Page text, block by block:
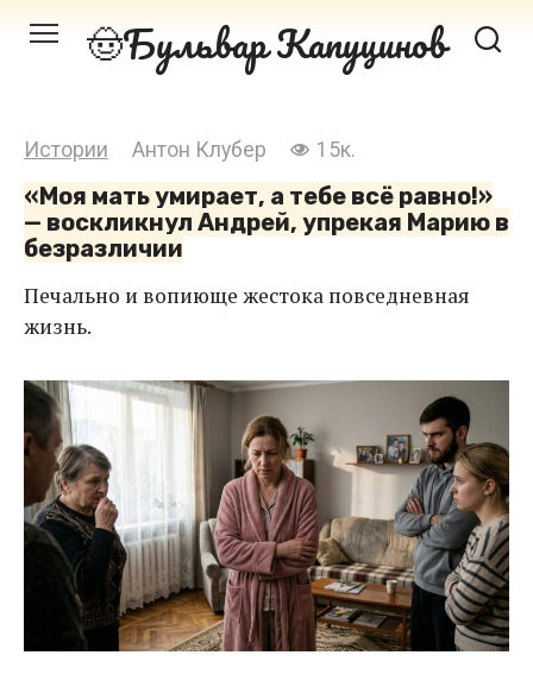
Перейти Бульвар Капуцинов
Истории Антон Клубер 15к.
«Моя мать умирает, а тебе всё равно!»
— воскликнул Андрей, упрекая Марию в
безразличии
Печально и вопиюще жестока повседневная
жизнь.